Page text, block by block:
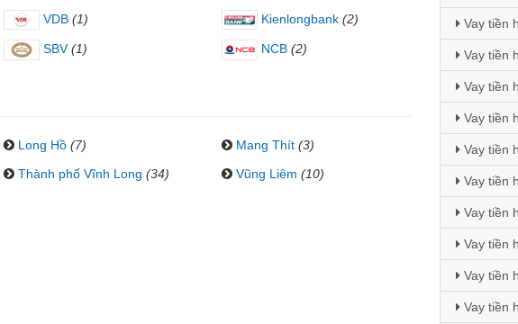
VDB (1) Kienlongbank (2)
SBV (1) NCB (2)
Long Hồ (7) Mang Thít (3)
Thành phố Vĩnh Long (34) Vũng Liêm (10)
Vay tiền
Vay tiền
Vay tiền
Vay tiền
Vay tiền
Vay tiền
Vay tiền
Vay tiền
Vay tiền
Vay tiền